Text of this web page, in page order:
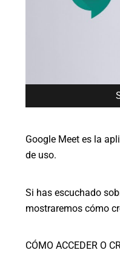
Google Meet es la
de uso.
Si has escuchado
mostraremos cómo
CÓMO ACCEDER O